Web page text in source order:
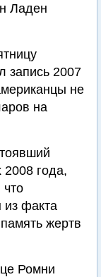
Ладен
запись 2007
не
на
года,
что
из факта
жертв
Ромни